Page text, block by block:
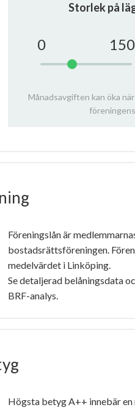
Storlek på
0 150
Månadsavgiften kan öka
Föreningslån är
bostadsrättsföreningen.
medelvärdet i Linköping.
Se detaljerad belåningsdata
BRF-analys.
Högsta betyg A++ innebär